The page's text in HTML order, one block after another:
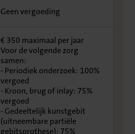
Geen vergoeding
€ 350 maximaal per jaar
Voor de volgende zorg
samen:
- Periodiek onderzoek: 100%
vergoed
- Kroon, brug of inlay: 75%
vergoed
- Gedeeltelijk kunstgebit
(uitneembare partiële
gebitsprothese): 75%